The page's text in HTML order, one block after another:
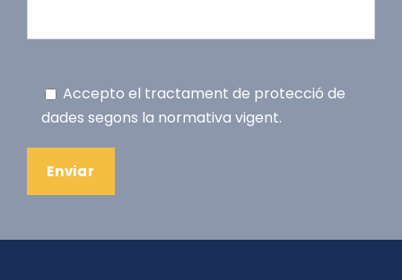
Accepto el tractament de protecció de
dades segons la normativa vigent.